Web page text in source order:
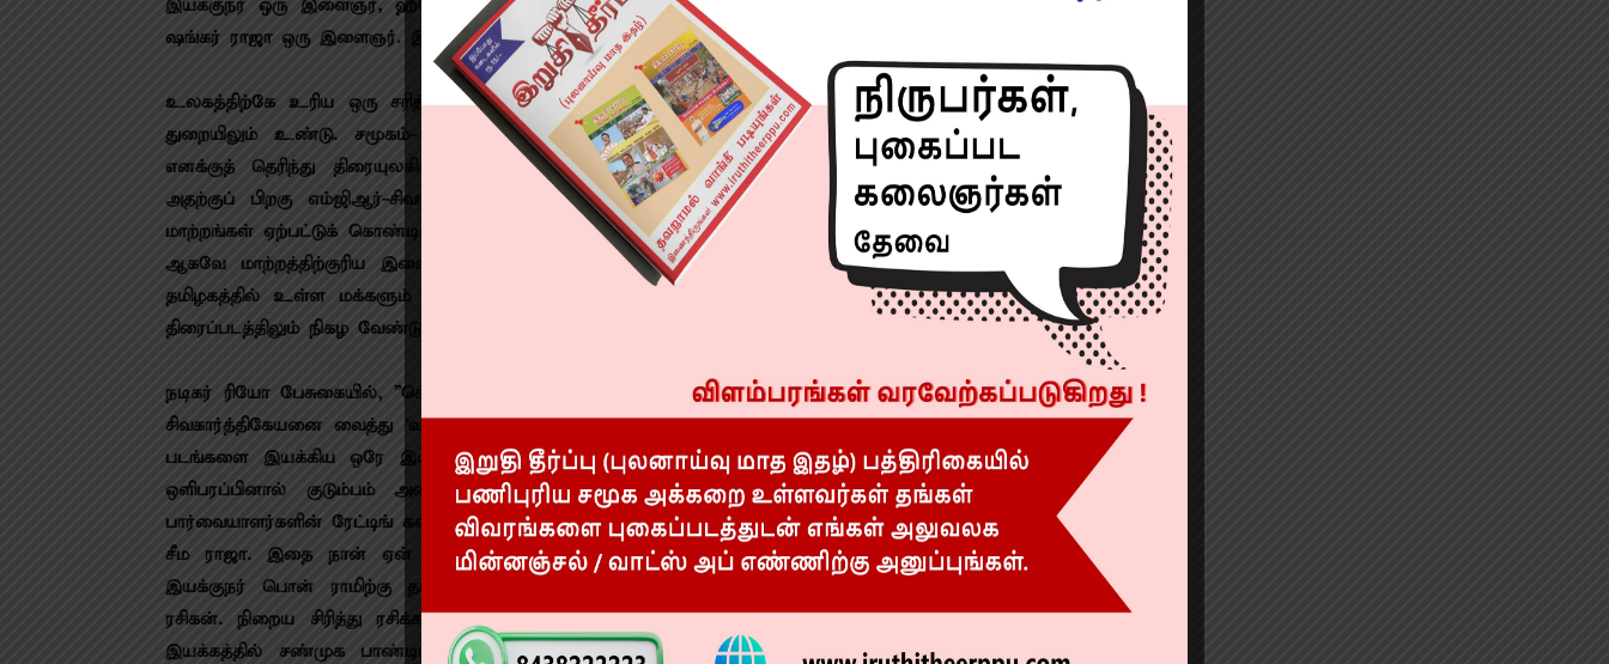
இயக்குநர் ஒரு இளைஞர், ஹீரோ ஒரு இளைஞர், சரத்குமார் ஒரு இளைஞர், இசையமைத்த யுவன்
ஷங்கர் ராஜா ஒரு இளைஞர். இப்படி இளைஞர்கள் புதிய வேகத்துடன் இணைந்திருக்கிறார்கள்.
உலகத்திற்கே உரிய ஒரு சரித்திரம் இருக்கிறது. மாற்றம் என்பது மட்டுமே மாறாதது. அது எல்லாத்
துறையிலும் உண்டு. சமூகம்- அரசியல்- திரைத்துறை- என எல்லாத் துறையிலும் இது உண்டு.
எனக்குத் தெரிந்து திரையுலகில் ஒரு காலத்தில் எம் கே தியாகராஜ பாகவதர்-பி யு சின்னப்பா,
அதற்குப் பிறகு எம்ஜிஆர்-சிவாஜி, ரஜினி-கமல் அதற்குப் பிறகு இன்றைய சூப்பர் ஸ்டார்கள் என
மாற்றங்கள் ஏற்பட்டுக் கொண்டிருக்கிறது. இதை யாராலும் மாற்ற முடியாது. இது காலத்தின் கட்டாயம்.
ஆகவே மாற்றத்திற்குரிய இளைஞர்கள் வெற்றி பெற வேண்டும். ஏனெனில் இந்த இளைஞர்களும்,
தமிழகத்தில் உள்ள மக்களும் ஒரு மாற்றத்தை விரும்பி கொண்டிருக்கிறார்கள். அந்த மாற்றம் இந்த
திரைப்படத்திலும் நிகழ வேண்டும், வாழ்த்தி விடைபெறுகிறேன், நன்றி,” என்றார்.
நடிகர் ரியோ பேசுகையில், ”கொம்பு சீவி படத்திற்கு வரவேற்பு வழங்க உள்ள அனைவருக்கும் நன்றி.
சிவகார்த்திகேயனை வைத்து ‘வருத்தப்படாத வாலிபர் சங்கம்’, ‘ரஜினி முருகன்’, ‘சீமராஜா’ என மூன்று
படங்களை இயக்கிய ஒரே இயக்குநர் பொன்ராம். மூன்று திரைப்படங்களையும் தொலைக்காட்சியில்
ஒளிபரப்பினால் குடும்பம் அனைவரும் ஒன்றாக அமர்ந்து பார்த்து ரசிப்பார்கள். தொலைக்காட்சி
பார்வையாளர்களின் ரேட்டிங் கணக்குப்படி தமிழில் முதன்மையான இடத்தை பிடித்திருக்கும் திரைப்படம்
சீம ராஜா. இதை நான் ஏன் குறிப்பிடுகிறேன் என்றால் ‘பிராப்பரான டெலிவிஷன் மூவி’ என்றால்
இயக்குநர் பொன் ராமிற்கு தான் அதில் முதலிடம். நான் அவருடைய இயக்கத்திற்கு மிகப்பெரிய
ரசிகன். நிறைய சிரித்து ரசிக்க கூடிய படங்களை உருவாக்கக்கூடிய இயக்குநர் அவர். அவருடைய
இயக்கத்தில் சண்முக பாண்டியன் நடித்திருக்கும் இந்த திரைப்படம் மிகப்பெரிய வெற்றியை பெற